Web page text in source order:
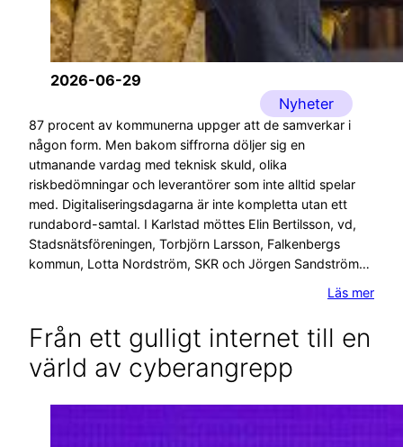
2026-06-29
Nyheter
87 procent av kommunerna uppger att de samverkar i
någon form. Men bakom siffrorna döljer sig en
utmanande vardag med teknisk skuld, olika
riskbedömningar och leverantörer som inte alltid spelar
med. Digitaliseringsdagarna är inte kompletta utan ett
rundabord-samtal. I Karlstad möttes Elin Bertilsson, vd,
Stadsnätsföreningen, Torbjörn Larsson, Falkenbergs
kommun, Lotta Nordström, SKR och Jörgen Sandström…
Läs mer
Från ett gulligt internet till en
värld av cyberangrepp